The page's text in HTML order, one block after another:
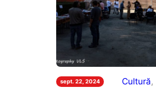
sept. 22, 2024 Cultură,